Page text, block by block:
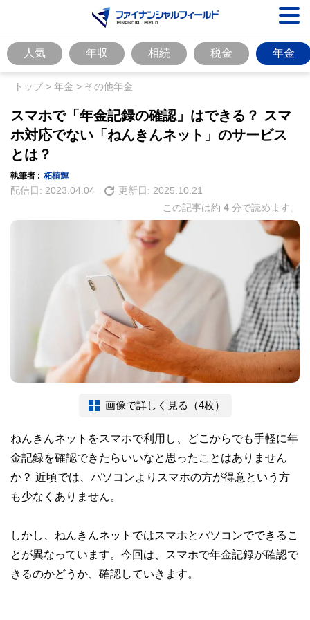
人気 年収 相続 税金 年金
トップ> 年金 > その他年金
スマホで「年金記録の確認」はできる？ スマ
ホ対応でない「ねんきんネット」のサービス
とは？
執筆者 : 柘植輝
配信日: 2023.04.04 更新日: 2025.10.21
この記事は約 4 分で読めます。
画像で詳しく見る（4枚）
ねんきんネットをスマホで利用し、どこからでも手軽に年
金記録を確認できたらいいなと思ったことはありません
か？ 近頃では、パソコンよりスマホの方が得意という方
も少なくありません。
しかし、ねんきんネットではスマホとパソコンでできるこ
とが異なっています。今回は、スマホで年金記録が確認で
きるのかどうか、確認していきます。